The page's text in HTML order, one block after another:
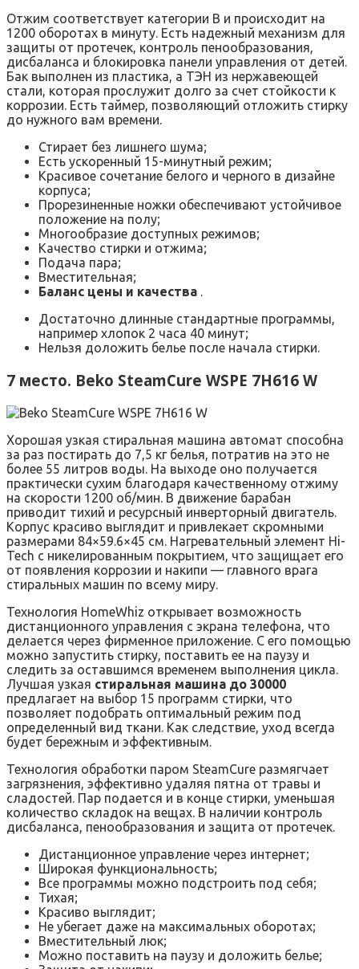
Отжим соответствует категории B и происходит на
1200 оборотах в минуту. Есть надежный механизм для
защиты от протечек, контроль пенообразования,
дисбаланса и блокировка панели управления от детей.
Бак выполнен из пластика, а ТЭН из нержавеющей
стали, которая прослужит долго за счет стойкости к
коррозии. Есть таймер, позволяющий отложить стирку
до нужного вам времени.
Стирает без лишнего шума;
Есть ускоренный 15-минутный режим;
Красивое сочетание белого и черного в дизайне
корпуса;
Прорезиненные ножки обеспечивают устойчивое
положение на полу;
Многообразие доступных режимов;
Качество стирки и отжима;
Подача пара;
Вместительная;
Баланс цены и качества .
Достаточно длинные стандартные программы,
например хлопок 2 часа 40 минут;
Нельзя доложить белье после начала стирки.
7 место. Beko SteamCure WSPE 7H616 W
Хорошая узкая стиральная машина автомат способна
за раз постирать до 7,5 кг белья, потратив на это не
более 55 литров воды. На выходе оно получается
практически сухим благодаря качественному отжиму
на скорости 1200 об/мин. В движение барабан
приводит тихий и ресурсный инверторный двигатель.
Корпус красиво выглядит и привлекает скромными
размерами 84×59.6×45 см. Нагревательный элемент Hi-
Tech с никелированным покрытием, что защищает его
от появления коррозии и накипи — главного врага
стиральных машин по всему миру.
Технология HomeWhiz открывает возможность
дистанционного управления с экрана телефона, что
делается через фирменное приложение. С его помощью
можно запустить стирку, поставить ее на паузу и
следить за оставшимся временем выполнения цикла.
Лучшая узкая стиральная машина до 30000
предлагает на выбор 15 программ стирки, что
позволяет подобрать оптимальный режим под
определенный вид ткани. Как следствие, уход всегда
будет бережным и эффективным.
Технология обработки паром SteamCure размягчает
загрязнения, эффективно удаляя пятна от травы и
сладостей. Пар подается и в конце стирки, уменьшая
количество складок на вещах. В наличии контроль
дисбаланса, пенообразования и защита от протечек.
Дистанционное управление через интернет;
Широкая функциональность;
Все программы можно подстроить под себя;
Тихая;
Красиво выглядит;
Не убегает даже на максимальных оборотах;
Вместительный люк;
Можно поставить на паузу и доложить белье;